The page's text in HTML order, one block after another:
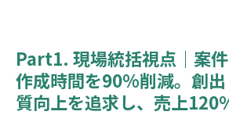
Part1. 現場統括視点｜案
作成時間を90%削減。創
質向上を追求し、売上